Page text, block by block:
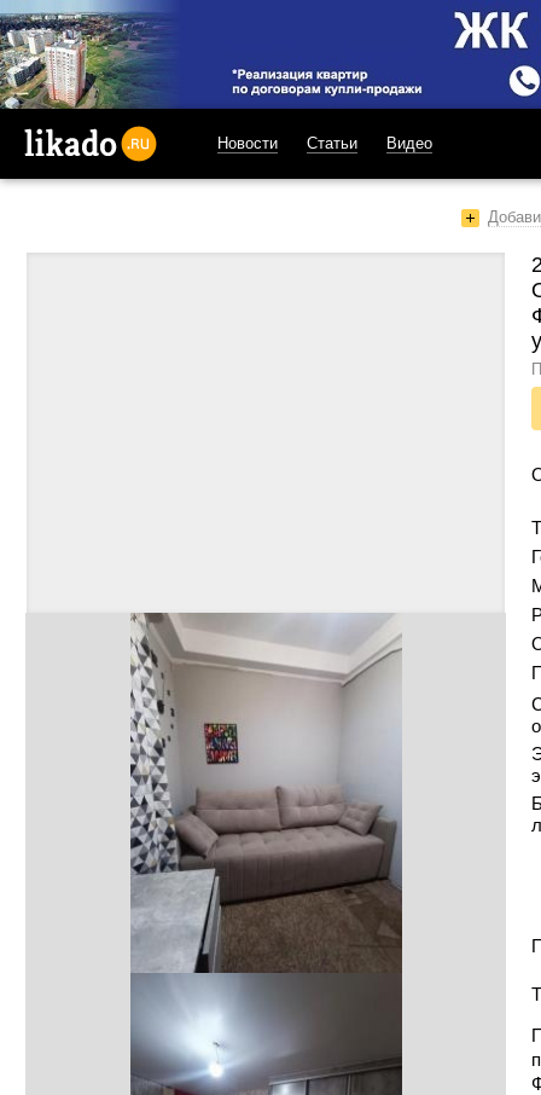
Новости Статьи Видео